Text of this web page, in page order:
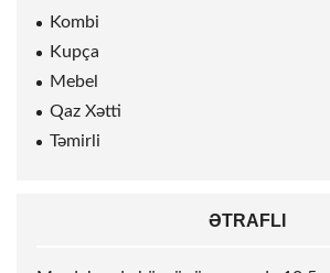
Kombi
Kupça
Mebel
Qaz Xətti
Təmirli
ƏTRAFLI